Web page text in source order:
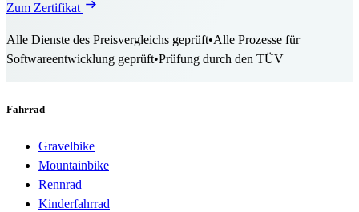
Zum Zertifikat
Alle Dienste des Preisvergleichs geprüft•Alle Prozesse für
Softwareentwicklung geprüft•Prüfung durch den TÜV
Fahrrad
Gravelbike
Mountainbike
Rennrad
Kinderfahrrad